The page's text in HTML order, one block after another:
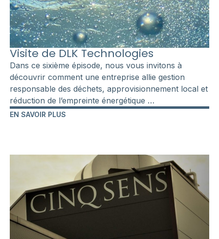
Visite de DLK Technologies
Dans ce sixième épisode, nous vous invitons à
découvrir comment une entreprise allie gestion
responsable des déchets, approvisionnement local et
réduction de l’empreinte énergétique …
EN SAVOIR PLUS